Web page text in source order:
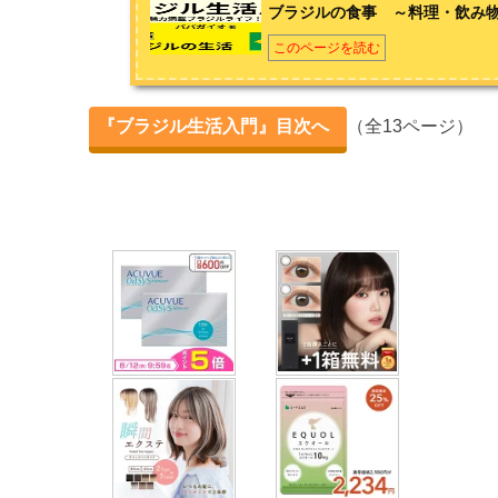
ブラジルの食事 ～料理・飲み物・お酒・デザート～
ブラジルの家 ～種類・造り・豆知識～
ブラジルの治安 ～注意点・安全対策～
4つの楽しみから理解するブラジル人の性格
5つの興味・関心から理解するブラジル人の性格
第3章 ブラジル生活をもっと楽しもう！
ブラジルのイベント6選 ～観光でも参加したい！～
ブラジルおすすめスポット4選 ～観光でも見たい！～
ブラジルの食事 ～料理・飲み
このページを読む
『ブラジル生活入門』目次へ （全13ページ）